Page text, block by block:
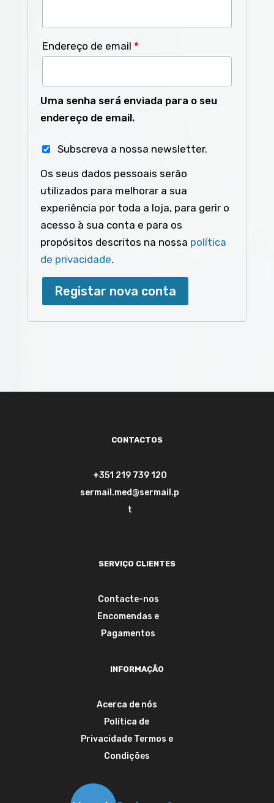
Endereço de email *
Uma senha será enviada para o seu
endereço de email.
Subscreva a nossa newsletter.
Os seus dados pessoais serão
utilizados para melhorar a sua
experiência por toda a loja, para gerir o
acesso à sua conta e para os
propósitos descritos na nossa política
de privacidade.
Registar nova conta
CONTACTOS
+351 219 739 120
sermail.med@sermail.p
t
SERVIÇO CLIENTES
Contacte-nos
Encomendas e
Pagamentos
INFORMAÇÃO
Acerca de nós
Política de
Privacidade Termos e
Condições